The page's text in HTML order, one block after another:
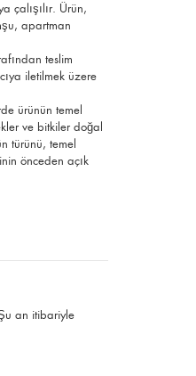
çalışılır. Ürün,
apartman
teslim
iletilmek üzere
ürünün temel
ve bitkiler doğal
türünü, temel
önceden açık
an itibariyle